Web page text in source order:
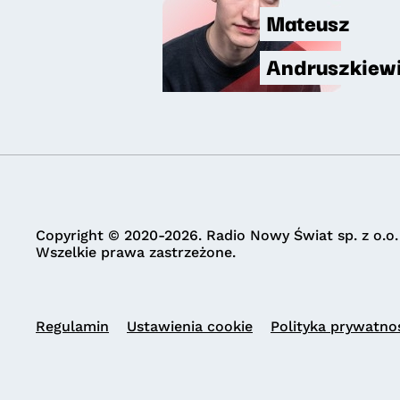
Mateusz
Copyright © 2020-2026. Radio Nowy Świat sp. z o.o.
Wszelkie prawa zastrzeżone.
Regulamin Ustawienia cookie Polityka